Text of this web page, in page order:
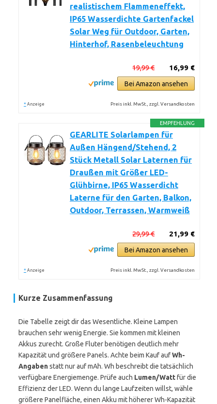
realistischem Flammeneffekt,
IP65 Wasserdichte Gartenfackel
Solar Weg für Outdoor, Garten,
Hinterhof, Rasenbeleuchtung
16,99 €
19,99 €
Bei Amazon ansehen
* Anzeige Preis inkl. MwSt., zzgl. Versandkosten
EMPFEHLUNG
GEARLITE Solarlampen für
Außen Hängend/Stehend, 2
Stück Metall Solar Laternen für
Draußen mit Größer LED-
Glühbirne, IP65 Wasserdicht
Laterne für den Garten, Balkon,
Outdoor, Terrassen, Warmweiß
21,99 €
29,99 €
Bei Amazon ansehen
* Anzeige Preis inkl. MwSt., zzgl. Versandkosten
Kurze Zusammenfassung
Die Tabelle zeigt dir das Wesentliche. Kleine Lampen
brauchen sehr wenig Energie. Sie kommen mit kleinen
Akkus zurecht. Große Fluter benötigen deutlich mehr
Kapazität und größere Panels. Achte beim Kauf aufWh-
Angabenstatt nur auf mAh. Wh beschreibt die tatsächlich
verfügbare Energiemenge. Prüfe auch Lumen/Wattfür die
Effizienz der LED. Wenn du lange Laufzeiten willst, wähle
größere Panelfläche, einen Akku mit höherer Wh-Kapazität